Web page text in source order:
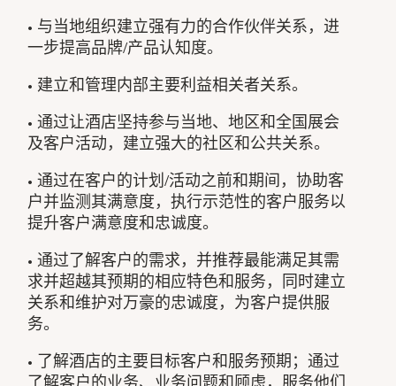
• 与当地组织建立强有力的合作伙伴关系，进
一步提高品牌/产品认知度。
• 建立和管理内部主要利益相关者关系。
• 通过让酒店坚持参与当地、地区和全国展会
及客户活动，建立强大的社区和公共关系。
• 通过在客户的计划/活动之前和期间，协助客
户并监测其满意度，执行示范性的客户服务以
提升客户满意度和忠诚度。
• 通过了解客户的需求，并推荐最能满足其需
求并超越其预期的相应特色和服务，同时建立
关系和维护对万豪的忠诚度，为客户提供服
务。
• 了解酒店的主要目标客户和服务预期；通过
了解客户的业务、业务问题和顾虑，服务他们